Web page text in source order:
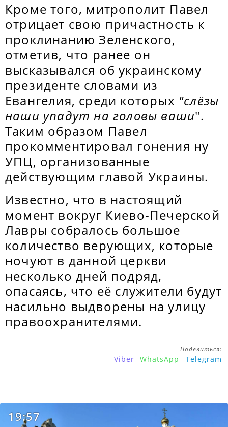
Кроме того, митрополит Павел
отрицает свою причастность к
проклинанию Зеленского,
отметив, что ранее он
высказывался об украинскому
президенте словами из
Евангелия, среди которых "слёзы
наши упадут на головы ваши".
Таким образом Павел
прокомментировал гонения ну
УПЦ, организованные
действующим главой Украины.
Известно, что в настоящий
момент вокруг Киево-Печерской
Лавры собралось большое
количество верующих, которые
ночуют в данной церкви
несколько дней подряд,
опасаясь, что её служители будут
насильно выдворены на улицу
правоохранителями.
Поделиться:
Viber WhatsApp Telegram
19:57